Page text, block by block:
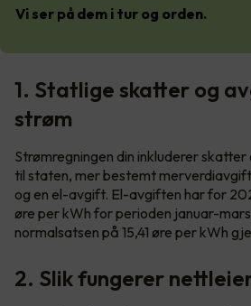
Vi ser på dem i tur og orden.
1. Statlige skatter og
strøm
Strømregningen din inkluderer
til staten, mer bestemt
og en el-avgift. El-avgiften har for
øre per kWh for perioden januar-
normalsatsen på 15,41 øre per kWh
2. Slik fungerer